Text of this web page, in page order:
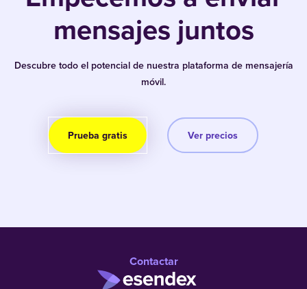
mensajes juntos
Descubre todo el potencial de nuestra plataforma de mensajería
móvil.
Prueba gratis Ver precios
Contactar